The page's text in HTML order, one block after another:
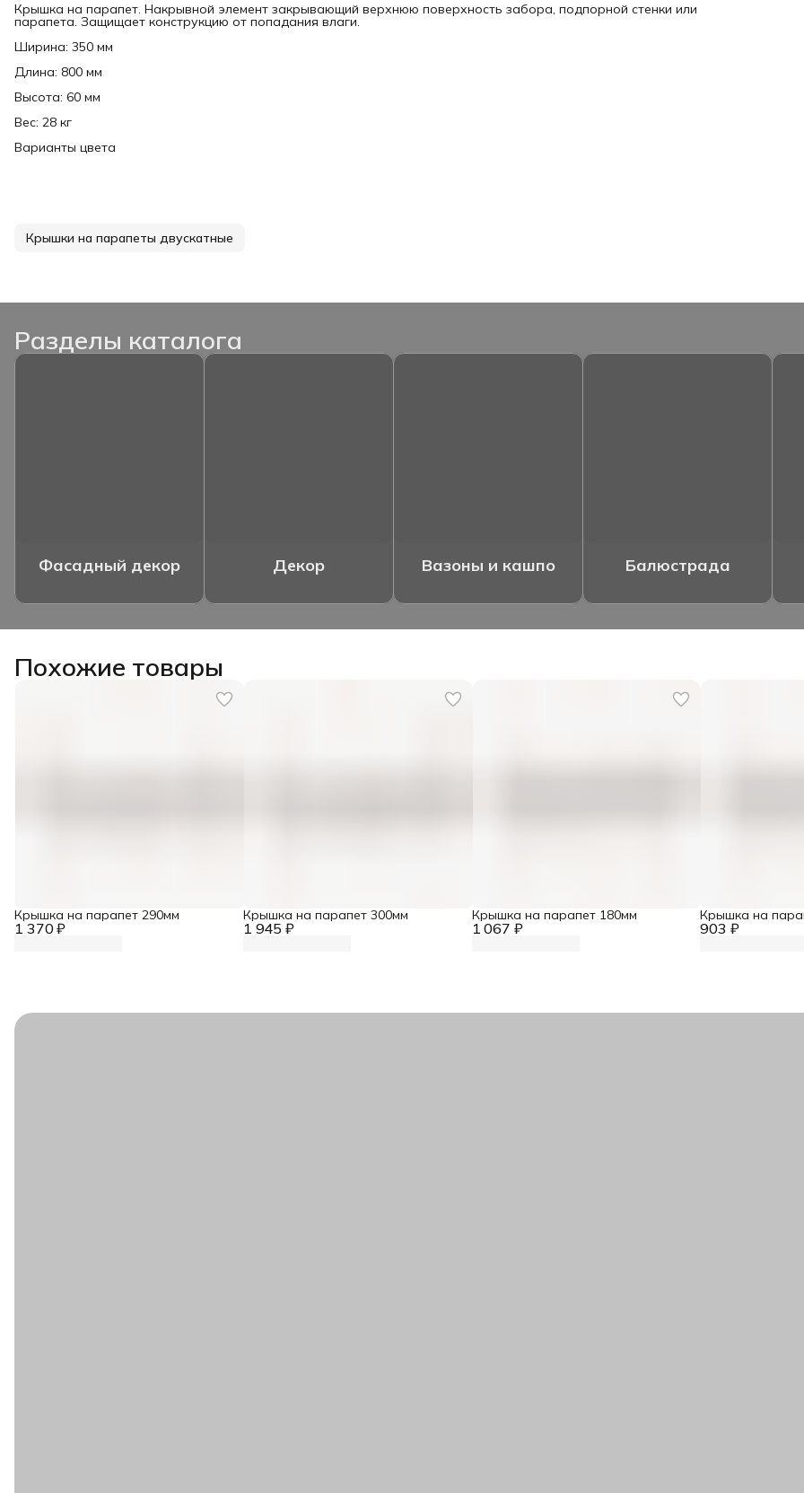
Крышка на парапет. Накрывной элемент закрывающий верхнюю поверхность забора, подпорной стенки или
парапета. Защищает конструкцию от попадания влаги.
Ширина: 350 мм
Длина: 800 мм
Высота: 60 мм
Вес: 28 кг
Варианты цвета
Крышки на парапеты двускатные
Разделы каталога
Фасадный декор Декор Вазоны и кашпо Балюстрада
Похожие товары
1 370 ₽
Крышка на парапет 290мм
1 945 ₽
Крышка на парапет 300мм
1 067 ₽
Крышка на парапет 180мм
903 ₽
Крышка на